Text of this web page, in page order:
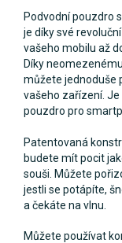
Podvodní pouzdro s
je díky své
vašeho mobilu až
Díky
můžete jednoduše
vašeho zařízení.
pouzdro pro
Patentovaná
budete mít pocit
souši. Můžete
jestli se potápíte,
a čekáte na vlnu.
Můžete používat